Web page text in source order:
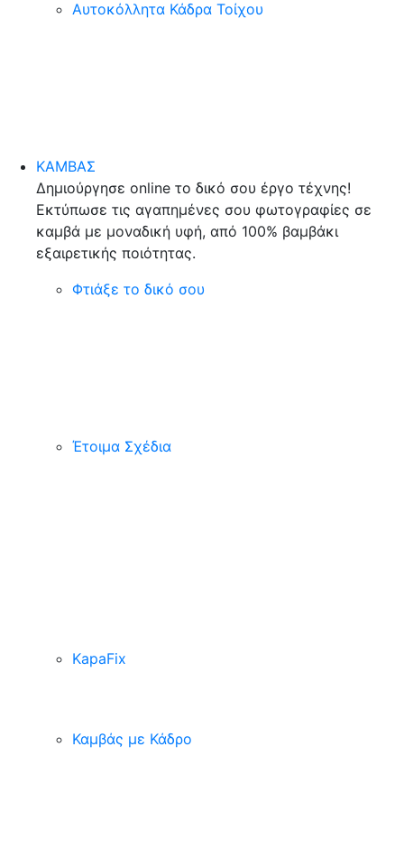
Αυτοκόλλητα Κάδρα Τοίχου
ΚΑΜΒΑΣ
Δημιούργησε online το δικό σου έργο τέχνης!
Εκτύπωσε τις αγαπημένες σου φωτογραφίες σε
καμβά με μοναδική υφή, από 100% βαμβάκι
εξαιρετικής ποιότητας.
Φτιάξε το δικό σου
Έτοιμα Σχέδια
KapaFix
Καμβάς με Κάδρο